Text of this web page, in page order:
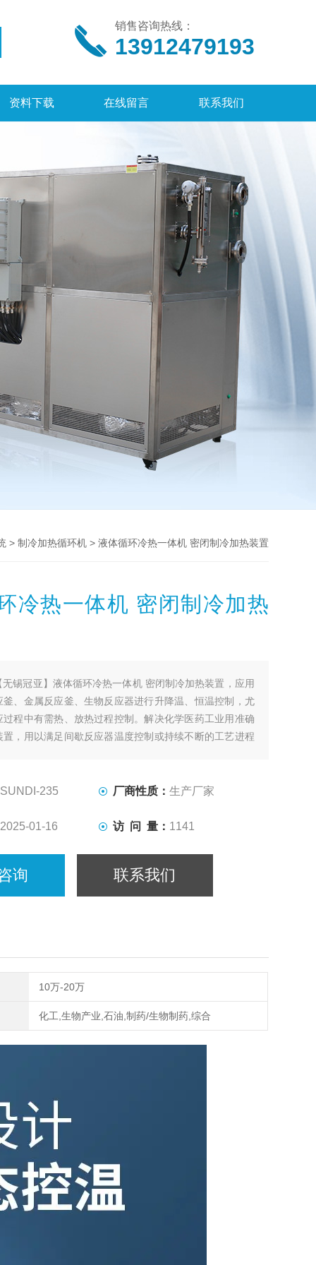
销售咨询热线：
13912479193
资料下载 在线留言 联系我们
> 制冷加热循环机> 液体循环冷热一体机 密闭制冷加热装置
冷热一体机 密闭制冷加热
无锡冠亚】液体循环冷热一体机 密闭制冷加热装置，应用
釜、金属反应釜、生物反应器进行升降温、恒温控制，尤
过程中有需热、放热过程控制。解决化学医药工业用准确
置，用以满足间歇反应器温度控制或持续不断的工艺进程
SUNDI-235 厂商性质：生产厂家
2025-01-16 访 问 量： 1141
询 联系我们
10万-20万
化工,生物产业,石油,制药/生物制药,综合